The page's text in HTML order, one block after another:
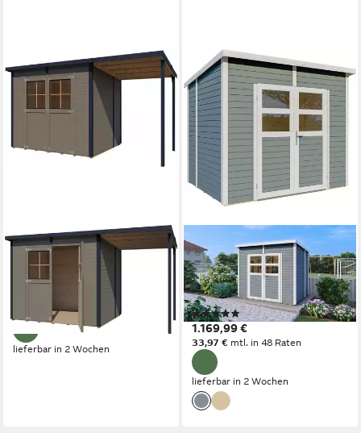
BERTILO
Gartenhaus Einfach 3 Plus
beigegrau, BxT: 395x200 cm
mtl. in 48 Raten
lieferbar in 2 Wochen
KONIFERA
Gartenhaus Felix 2, BxT:
251x200 cm, Inklusive
Fußboden
(1)
1.169,99 €
33,97 € mtl. in 48 Raten
lieferbar in 2 Wochen